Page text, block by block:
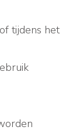
tijdens het